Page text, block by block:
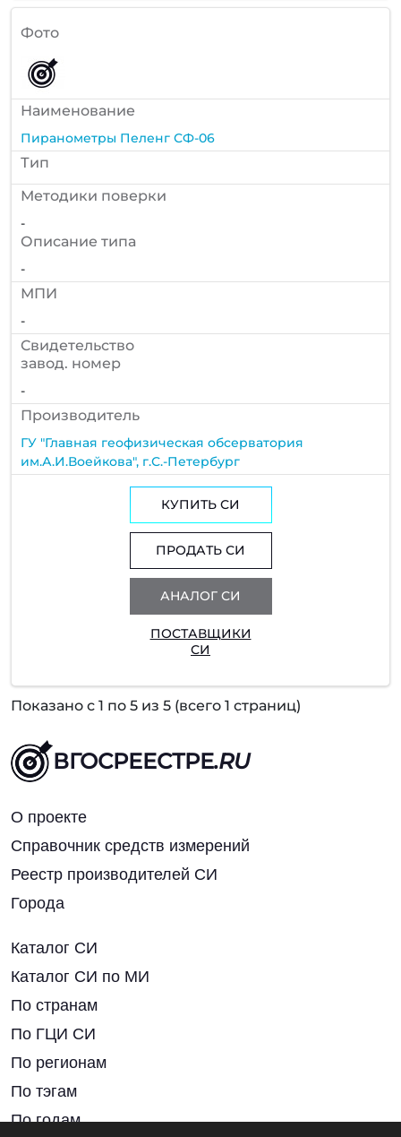
Фото
Наименование
Пиранометры Пеленг СФ-06
Тип
Методики поверки
-
Описание типа
-
МПИ
-
Cвидетельство
завод. номер
-
Производитель
ГУ "Главная геофизическая обсерватория
им.А.И.Воейкова", г.С.-Петербург
КУПИТЬ СИ
ПРОДАТЬ СИ
АНАЛОГ СИ
ПОСТАВЩИКИ
СИ
Показано с 1 по 5 из 5 (всего 1 страниц)
ВГОСРЕЕСТРЕ.RU
О проекте
Справочник средств измерений
Реестр производителей СИ
Города
Каталог СИ
Каталог СИ по МИ
По странам
По ГЦИ СИ
По регионам
По тэгам
По годам